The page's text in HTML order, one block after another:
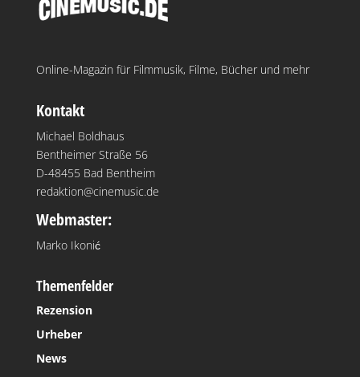
Online-Magazin für Filmmusik, Filme, Bücher und mehr
Kontakt
Michael Boldhaus
Bentheimer Straße 56
D-48455 Bad Bentheim
redaktion@cinemusic.de
Webmaster:
Marko Ikonić
Themenfelder
Rezension
Urheber
News